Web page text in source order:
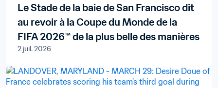
Le Stade de la baie de San Francisco dit
au revoir à la Coupe du Monde de la
FIFA 2026™ de la plus belle des manières
2 juil. 2026